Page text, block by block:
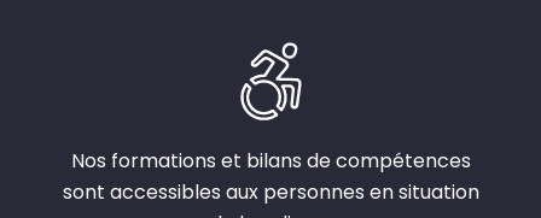
Nos formations et bilans de compétences
sont accessibles aux personnes en situation